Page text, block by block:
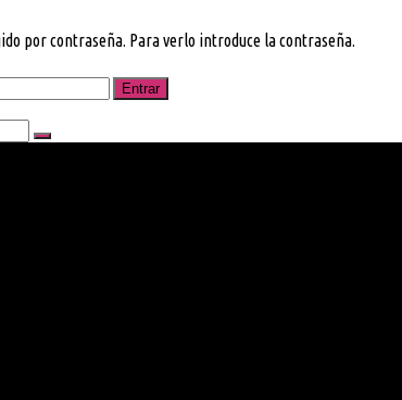
por contraseña. Para verlo introduce la contraseña.